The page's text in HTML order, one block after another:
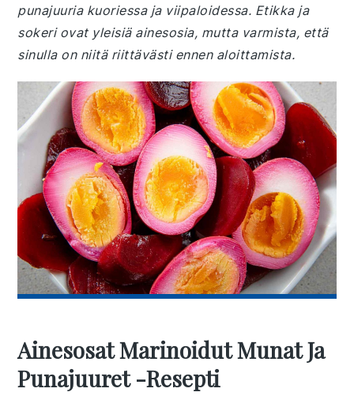
punajuuria kuoriessa ja viipaloidessa. Etikka ja
sokeri ovat yleisiä ainesosia, mutta varmista, että
sinulla on niitä riittävästi ennen aloittamista.
Ainesosat Marinoidut Munat Ja
Punajuuret -resepti